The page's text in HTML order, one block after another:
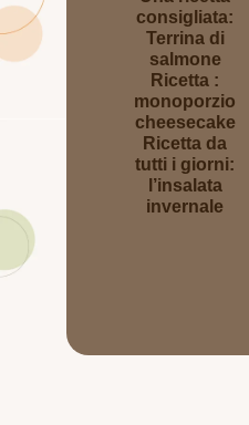
consigliata:
Terrina di
salmone
Ricetta :
monoporzione
cheesecake
Ricetta da
tutti i giorni:
l’insalata
invernale